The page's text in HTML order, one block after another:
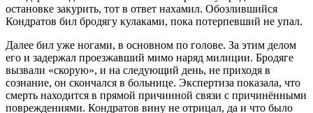
остановке закурить, тот в ответ нахамил. Обозлившийся
Кондратов бил бродягу кулаками, пока потерпевший не упал.
Далее бил уже ногами, в основном по голове. За этим делом
его и задержал проезжавший мимо наряд милиции. Бродяге
вызвали «скорую», и на следующий день, не приходя в
сознание, он скончался в больнице. Экспертиза показала, что
смерть находится в прямой причинной связи с причинёнными
повреждениями. Кондратов вину не отрицал, да и что было